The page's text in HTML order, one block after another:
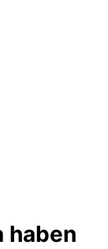
haben